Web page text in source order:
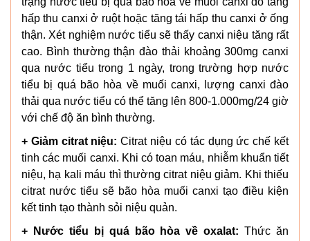
hấp thu canxi ở ruột hoặc tăng tái hấp thu canxi ở ống
thận. Xét nghiệm nước tiểu sẽ thấy canxi niệu tăng rất
cao. Bình thường thận đào thải khoảng 300mg canxi
qua nước tiểu trong 1 ngày, trong trường hợp nước
tiểu bị quá bão hòa về muối canxi, lượng canxi đào
thải qua nước tiểu có thể tăng lên 800-1.000mg/24 giờ
với chế độ ăn bình thường.
+ Giảm citrat niệu:Citrat niệu có tác dụng ức chế kết
tinh các muối canxi. Khi có toan máu, nhiễm khuẩn tiết
niệu, hạ kali máu thì thường citrat niệu giảm. Khi thiếu
citrat nước tiểu sẽ bão hòa muối canxi tạo điều kiện
kết tinh tạo thành sỏi niệu quản.
+ Nước tiểu bị quá bão hòa về oxalat:Thức ăn